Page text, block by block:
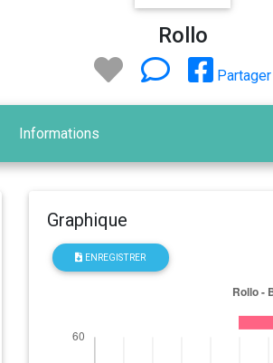
Rollo
Partager
Informations
Graphique
ENREGISTRER